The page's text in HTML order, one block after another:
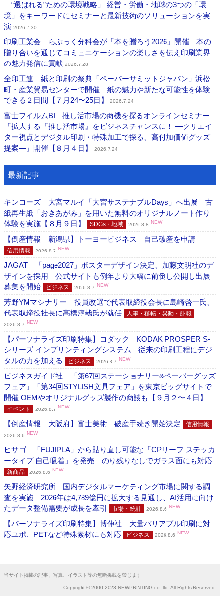
―“選ばれる”ための環境戦略」 経営・労働・地球の3つの「環
境」をキーワードにセミナーと最新技術のソリューションを実
演 2026.7.30
印刷工業会 らぶっく分科会が「本を贈ろう2026」開催 本の
贈り合いを通じてコミュニケーションの楽しさを伝え印刷業界
の魅力発信に貢献 2026.7.28
全印工連 紙と印刷の祭典「ペーパーサミットジャパン」浜松
町・産業貿易センターで開催 紙の魅力や新たな可能性を体験
できる２日間【７月24〜25日】
2026.7.24
富士フイルムBI 推し活市場の商機を探るオンラインセミナー
「拡大する『推し活市場』をビジネスチャンスに！ ―クリエイ
ター視点とデジタル印刷・特殊加工で探る、高付加価値グッズ
提案―」開催【８月４日】
2026.7.24
最新記事
キンコーズ 大宮マルイ「大宮サステナブルDays」へ出展 古
紙再生紙「おきあがみ」を用いた無料のオリジナルノート作り
体験を実施【８月９日】
SDGs・地域 2026.8.8 NEW
【倒産情報 新潟県】トーヨービジネス 自己破産を申請
信用情報 2026.8.7 NEW
JAGAT 「page2027」ポスターデザイン決定、加藤文明社のデ
ザインを採用 公式サイトも例年より大幅に前倒し公開し出展
募集を開始
ビジネス 2026.8.7 NEW
芳野YMマシナリー 役員改選で代表取締役会長に島崎啓一氏、
代表取締役社長に髙橋淳哉氏が就任
人事・移転・異動・訃報
2026.8.7 NEW
【パーソナライズ印刷特集】コダック KODAK PROSPER S-
シリーズ インプリンティングシステム 従来の印刷工程にデジ
タルの力を加える
ビジネス 2026.8.7 NEW
ビジネスガイド社 「第67回ステーショナリー&ペーパーグッズ
フェア」「第34回STYLISH文具フェア」を東京ビッグサイトで
開催 OEMやオリジナルグッズ製作の商談も【９月２〜４日】
イベント 2026.8.7 NEW
【倒産情報 大阪府】富士美術 破産手続き開始決定 信用情報
2026.8.6 NEW
ヒサゴ 「FUJIPLA」から貼り直し可能な「CPリーフ ステッカ
ータイプ 自己吸着」を発売 のり残りなしでガラス面にも対応
新商品 2026.8.6 NEW
矢野経済研究所 国内デジタルマーケティング市場に関する調
査を実施 2026年は4,789億円に拡大する見通し、AI活用に向け
たデータ整備需要が成長を牽引
市場・統計 2026.8.6 NEW
【パーソナライズ印刷特集】博伸社 大量バリアブル印刷に対
応ユポ、PETなど特殊素材にも対応
ビジネス 2026.8.6 NEW
当サイト掲載の記事、写真、イラスト等の無断掲載を禁じます
Copyright © 2000-2023 NEWPRINTING co.,ltd. All Rights Reserved.